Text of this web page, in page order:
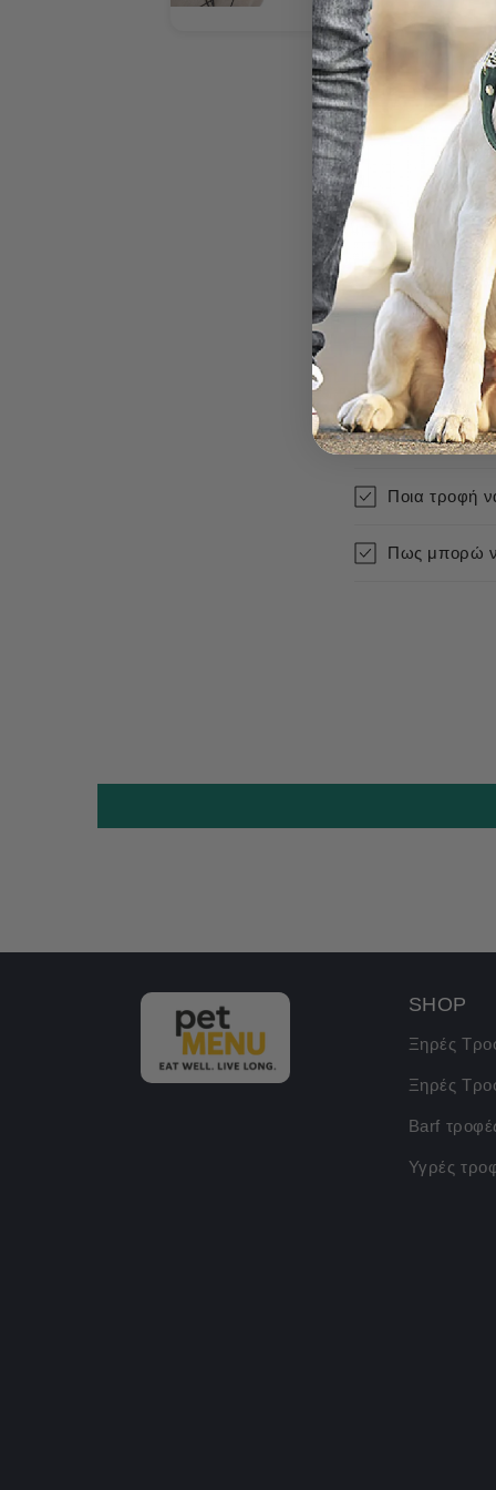
Πόσο
Πόσο
Πως μπορώ
Ποια
Ποια τροφή
Πως μπορώ
SHOP
Ξηρές
Ξηρές
Barf
Υγρές